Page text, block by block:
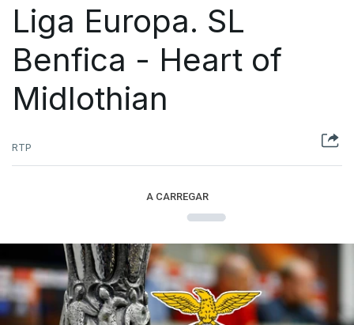
Liga Europa. SL
Benfica - Heart of
Midlothian
RTP
A CARREGAR